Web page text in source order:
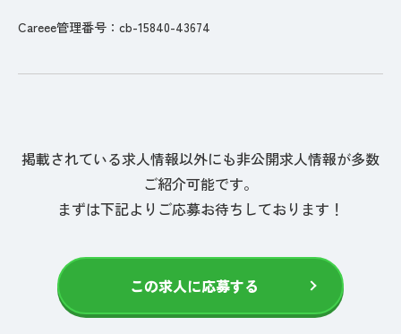
Careee管理番号：cb-15840-43674
掲載されている求人情報以外にも非公開求人情報が多数
ご紹介可能です。
まずは下記よりご応募お待ちしております！
この求人に応募する